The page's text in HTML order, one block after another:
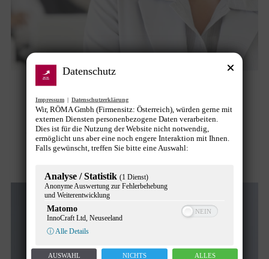
kein Grund zur Freude
Chancengleichheit,News VonGunther Pany
15. Februar 2022
Datenschutz
Impressum | Datenschutzerklärung
Wir, RÖMA Gmbh (Firmensitz: Österreich), würden gerne mit
externen Diensten personenbezogene Daten verarbeiten.
Dies ist für die Nutzung der Website nicht notwendig,
ermöglicht uns aber eine noch engere Interaktion mit Ihnen.
Falls gewünscht, treffen Sie bitte eine Auswahl:
Analyse / Statistik (1 Dienst)
Anonyme Auswertung zur Fehlerbehebung
und Weiterentwicklung
Matomo
InnoCraft Ltd, Neuseeland
ⓘ Alle Details
AUSWAHL
NICHTS
ALLES